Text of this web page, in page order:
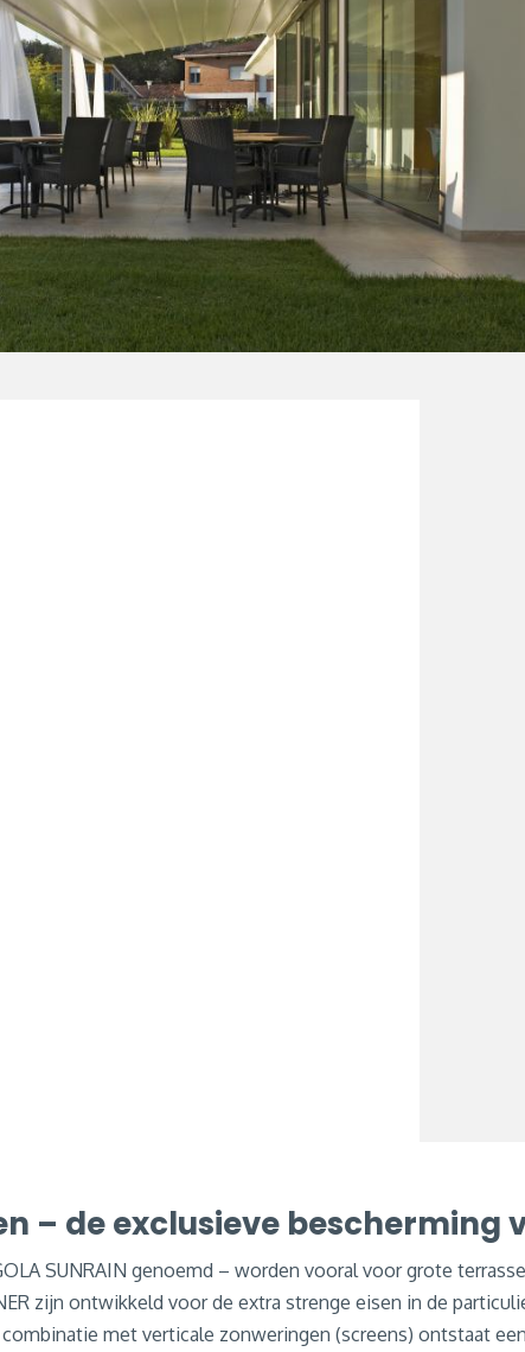
– de exclusieve bescherming
SUNRAIN genoemd – worden vooral voor grote
zijn ontwikkeld voor de extra strenge eisen in de
met verticale zonweringen (screens) ontstaat